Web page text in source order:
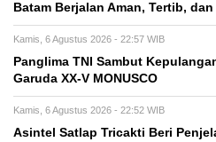
Batam Berjalan Aman, Tertib,
Kamis, 6 Agustus 2026 - 22:57 WIB
Panglima TNI Sambut
Garuda XX-V MONUSCO
Kamis, 6 Agustus 2026 - 22:52 WIB
Asintel Satlap Tricakti Beri